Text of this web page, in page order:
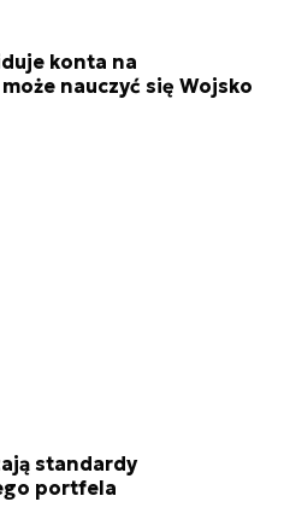
konta na
nauczyć się Wojsko
standardy
portfela